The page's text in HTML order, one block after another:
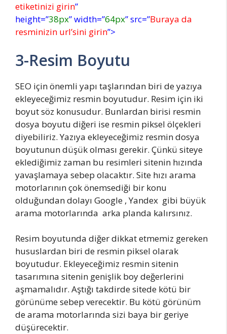
etiketinizi girin”
height=”38px” width=”64px” src=”Buraya da
resminizin url’sini girin”>
3-Resim Boyutu
SEO için önemli yapı taşlarından biri de yazıya
ekleyeceğimiz resmin boyutudur. Resim için iki
boyut söz konusudur. Bunlardan birisi resmin
dosya boyutu diğeri ise resmin piksel ölçekleri
diyebiliriz. Yazıya ekleyeceğimiz resmin dosya
boyutunun düşük olması gerekir. Çünkü siteye
eklediğimiz zaman bu resimleri sitenin hızında
yavaşlamaya sebep olacaktır. Site hızı arama
motorlarının çok önemsediği bir konu
olduğundan dolayı Google , Yandex gibi büyük
arama motorlarında arka planda kalırsınız.
Resim boyutunda diğer dikkat etmemiz gereken
hususlardan biri de resmin piksel olarak
boyutudur. Ekleyeceğimiz resmin sitenin
tasarımına sitenin genişlik boy değerlerini
aşmamalıdır. Aştığı takdirde sitede kötü bir
görünüme sebep verecektir. Bu kötü görünüm
de arama motorlarında sizi baya bir geriye
düşürecektir.